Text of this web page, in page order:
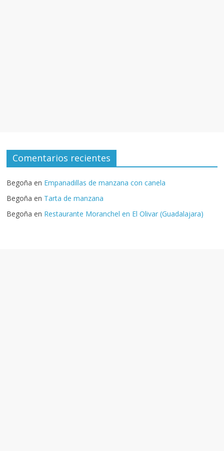
Comentarios recientes
Begoña en Empanadillas de manzana con canela
Begoña en Tarta de manzana
Begoña en Restaurante Moranchel en El Olivar (Guadalajara)